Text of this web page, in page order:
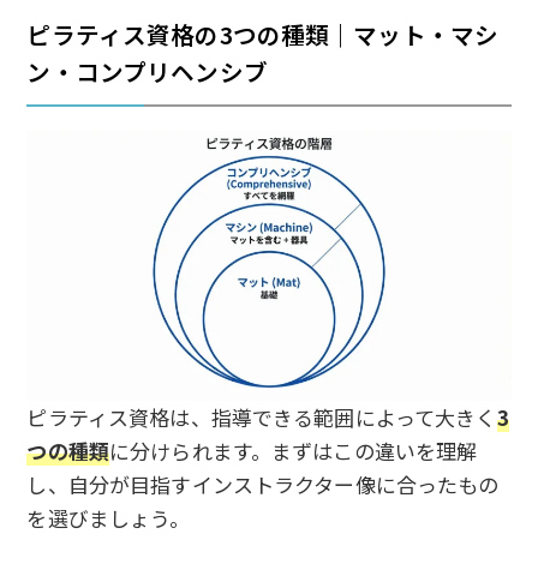
ピラティス資格の3つの種類｜マット・マシ
ン・コンプリヘンシブ
ピラティス資格は、指導できる範囲によって大きく 3
つの種類に分けられます。まずはこの違いを理解
し、自分が目指すインストラクター像に合ったもの
を選びましょう。